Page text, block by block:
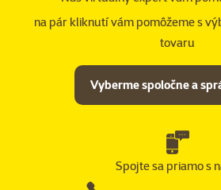
na pár kliknutí vám pomôžeme s
tovaru
Vyberme spoločne a
Spojte sa priamo s